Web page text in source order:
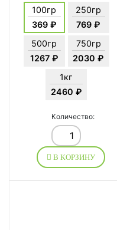
100гр
369 ₽
250гр
769 ₽
500гр
1267 ₽
750гр
2030 ₽
1кг
2460 ₽
Количество:
В КОРЗИНУ